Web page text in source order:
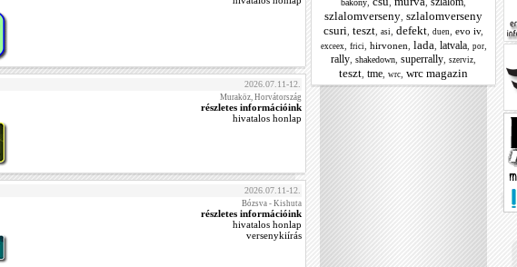
2026.07.11-12.
Muraköz, Horvátország
részletes információink
hivatalos honlap
2026.07.11-12.
Bózsva - Kishuta
részletes információink
hivatalos honlap
versenykiírás
bakony
szlalomverseny szlalomverseny
csuri teszt asi defekt duen evo iv,
exceex frici hirvonen lada latvala, por,
rally shakedown superrally szerviz
teszt tme wrc wrc magazin